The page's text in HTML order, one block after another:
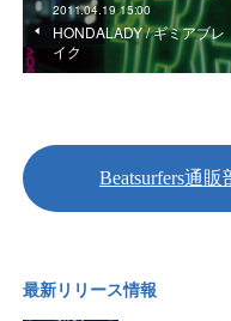
2011.04.19 15:00
HONDALADY / ギミアブレ
イク
最新リリース情報